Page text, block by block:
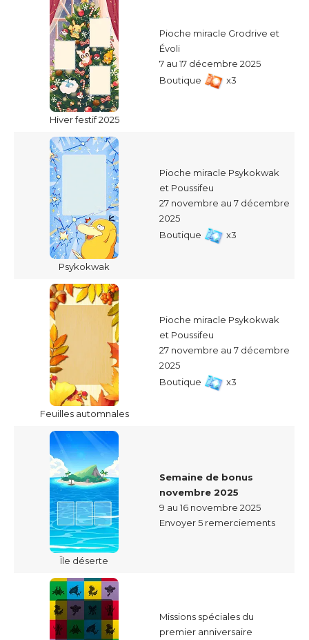
Hiver festif 2025
Pioche miracle Grodrive et
Évoli
7 au 17 décembre 2025
Boutique
x3
Psykokwak
Pioche miracle Psykokwak
et Poussifeu
27 novembre au 7 décembre
2025
Boutique
x3
Feuilles automnales
Pioche miracle Psykokwak
et Poussifeu
27 novembre au 7 décembre
2025
Boutique
x3
Île déserte
Semaine de bonus
novembre 2025
9 au 16 novembre 2025
Envoyer 5 remerciements
Missions spéciales du
premier anniversaire